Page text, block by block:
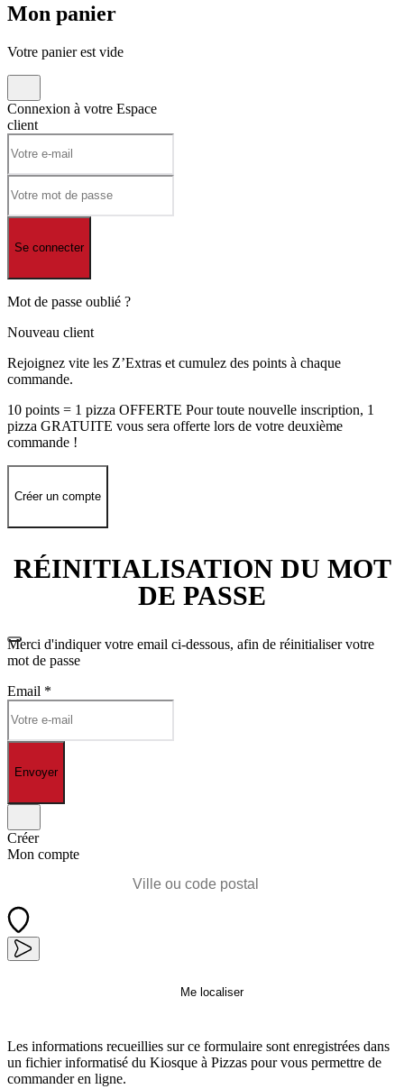
Mon panier
Votre panier est vide
Connexion à votre Espace
client
Se connecter
Mot de passe oublié ?
Nouveau client
Rejoignez vite les Z’Extras et cumulez des points à chaque
commande.
10 points = 1 pizza OFFERTE Pour toute nouvelle inscription, 1
pizza GRATUITE vous sera offerte lors de votre deuxième
commande !
Créer un compte
RÉINITIALISATION DU MOT
DE PASSE
Merci d'indiquer votre email ci-dessous, afin de réinitialiser votre
mot de passe
Email *
Envoyer
Créer
Mon compte
Me localiser
Les informations recueillies sur ce formulaire sont enregistrées dans
un fichier informatisé du Kiosque à Pizzas pour vous permettre de
commander en ligne.